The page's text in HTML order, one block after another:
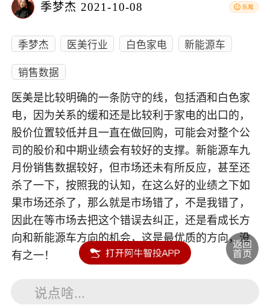
季梦杰 2021-10-08
季梦杰 医美行业 白色家电
新能源车
销售数据
医美是比较明确的一条防守的线，包括酒和白色家
电，因为关系的缓和还是比较利于家电的出口的，
股价位置较低并且一直在做回购，可能会对整个公
司的股价和中期业绩会有较好的支撑。新能源车九
月份销售数据较好，但市场还未有所反应，甚至还
杀了一下，按照我的认知，在这么好的业绩之下如
果市场还杀了，那么就是市场错了，不是我错了，
因此在等市场去把这个错误去纠正，还是看成长方
向和新能源车方向的机会，这是最优质的方向，没
有之一！
内容如涉及个股仅供参考，不构成任何投资建议！投资风险自负。
说点啥...